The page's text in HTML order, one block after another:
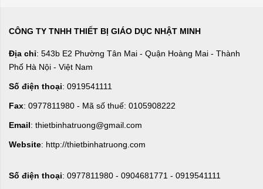
CÔNG TY TNHH THIẾT BỊ GIÁO DỤC NHẬT MINH
Địa chỉ: 543b E2 Phường Tân Mai - Quận Hoàng Mai - Thành
Phố Hà Nội - Việt Nam
Số điện thoại: 0919541111
Fax: 0977811980 - Mã số thuế: 0105908222
Email: thietbinhatruong@gmail.com
Website: http://thietbinhatruong.com
Số điện thoại: 0977811980 - 0904681771 - 0919541111